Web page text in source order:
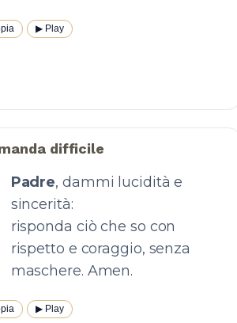
▶︎ Play
difficile
Padre, dammi lucidità e
sincerità:
risponda ciò che so con
rispetto e coraggio, senza
maschere. Amen.
▶︎ Play